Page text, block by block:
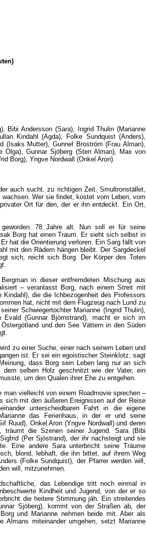
Bibi Andersson (Sara), Ingrid Thulin (Marianne
Kindahl (Agda), Folke Sundquist (Anders),
(Isaks Mutter), Gunnel Broström (Frau Alman),
Olga), Gunnar Sjöberg (Sten Alman), Max von
Borg), Yngve Nordwall (Onkel Aron)
auch sucht, zu richtigen Zeit. Smultronstället,
Wer sie findet, kostet vom Leben, vom
Ort für den, der er ihn entdeckt. Ein Ort,
78 Jahre alt. Nun soll er für seine
Borg hat einen Traum. Er sieht sich selbst in
hat die Orientierung verloren. Ein Sarg fällt von
mit den Rädern hängen bleibt. Der Sargdeckel
sich, reicht sich Borg. Der Körper des Toten
in dieser entfremdeten Mischung aus
– veranlasst Borg, nach einem Streit mit
Kindahl), die die Ichbezogenheit des Professors
hat, nicht mit dem Flugzeug nach Lund zu
Schwiegertochter Marianne (Ingrid Thulin),
(Gunnar Björnstrand), macht er sich im
und den See Vättern in den Süden
zu einer Suche, einer nach seinem Leben und
ist. Er sei ein egoistischer Steinklotz, sagt
dass Borg sein Leben lang nur an sich
selben Holz geschnitzt wie der Vater, ein
um den Qualen ihrer Ehe zu entgehen.
man vielleicht von einem Roadmovie sprechen –
sich mit den äußeren Ereignissen auf der Reise
unterscheidbaren Fahrt in die eigene
das Ferienhaus, in der er und seine
Ruud), Onkel Aron (Yngve Nordwall) und deren
träumt die Szenen seiner Jugend. Sara (Bibi
(Per Sjöstrand), der ihr nachsteigt und sie
Eine andere Sara unterbricht seine Träume
blond, lebhaft, die ihn bittet, auf ihrem Weg
(Folke Sundquist), der Pfarrer werden will,
will, mitzunehmen.
das Lebendige tritt noch einmal in
Kindheit und Jugend, von der er so
die heitere Stimmung jäh. Ein streitendes
Sjöberg), kommt von der Straßen ab, der
und Marianne nehmen beide mit. Aber als
miteinander umgehen, setzt Marianne